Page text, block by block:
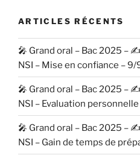
ARTICLES RÉCENTS
🎤 Grand oral – Bac 2025 –
NSI – Mise en confiance – 9/
🎤 Grand oral – Bac 2025 –
NSI – Evaluation
🎤 Grand oral – Bac 2025 –
NSI – Gain de temps de